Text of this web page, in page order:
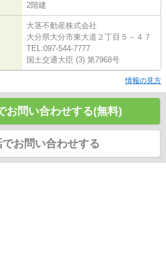
2階建
大茎不動産株式会社
大分県大分市東大道２丁目５－４７
TEL:097-544-7777
国土交通大臣 (3) 第7968号
情報の見方
お問い合わせする(無料)
でお問い合わせする